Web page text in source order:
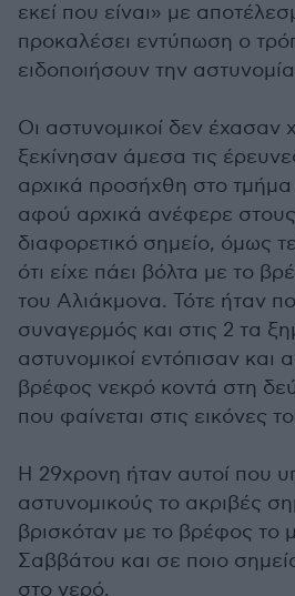
εκεί που είναι» με
προκαλέσει εντύπωση ο
ειδοποιήσουν την
Οι αστυνομικοί δεν έχασαν
ξεκίνησαν άμεσα τις
αρχικά προσήχθη στο
αφού αρχικά ανέφερε
διαφορετικό σημείο, όμως
ότι είχε πάει βόλτα με το
του Αλιάκμονα. Τότε ήταν
συναγερμός και στις 2 τα
αστυνομικοί εντόπισαν και
βρέφος νεκρό κοντά στη
που φαίνεται στις εικόνες
Η 29χρονη ήταν αυτοί που
αστυνομικούς το ακριβές
βρισκόταν με το βρέφος το
Σαββάτου και σε ποιο
στο νερό.